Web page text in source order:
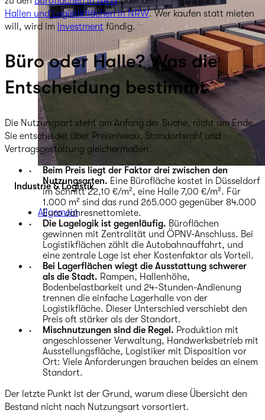
Industrie & Logistik
Allgemein
Hallen und Logistikflächen in NRW. Wer kaufen statt mieten
will, wird im Investment fündig.
Büro oder Halle? Was die
Entscheidung bestimmt
Die Nutzungsart steht am Anfang der Suche, nicht am Ende.
Sie entscheidet über Preisniveau, Standortwahl und
Vertragsgestaltung gleichermaßen.
Beim Preis liegt der Faktor drei zwischen den
Nutzungsarten. Eine Bürofläche kostet in Düsseldorf
im Schnitt 22,10 €/m², eine Halle 7,00 €/m². Für
1.000 m² sind das rund 265.000 gegenüber 84.000
Euro Jahresnettomiete.
Die Lagelogik ist gegenläufig. Büroflächen
gewinnen mit Zentralität und ÖPNV-Anschluss. Bei
Logistikflächen zählt die Autobahnauffahrt, und
eine zentrale Lage ist eher Kostenfaktor als Vorteil.
Bei Lagerflächen wiegt die Ausstattung schwerer
als die Stadt. Rampen, Hallenhöhe,
Bodenbelastbarkeit und 24-Stunden-Andienung
trennen die einfache Lagerhalle von der
Logistikfläche. Dieser Unterschied verschiebt den
Preis oft stärker als der Standort.
Mischnutzungen sind die Regel. Produktion mit
angeschlossener Verwaltung, Handwerksbetrieb mit
Ausstellungsfläche, Logistiker mit Disposition vor
Ort: Viele Anforderungen brauchen beides an einem
Standort.
Der letzte Punkt ist der Grund, warum diese Übersicht den
Bestand nicht nach Nutzungsart vorsortiert.